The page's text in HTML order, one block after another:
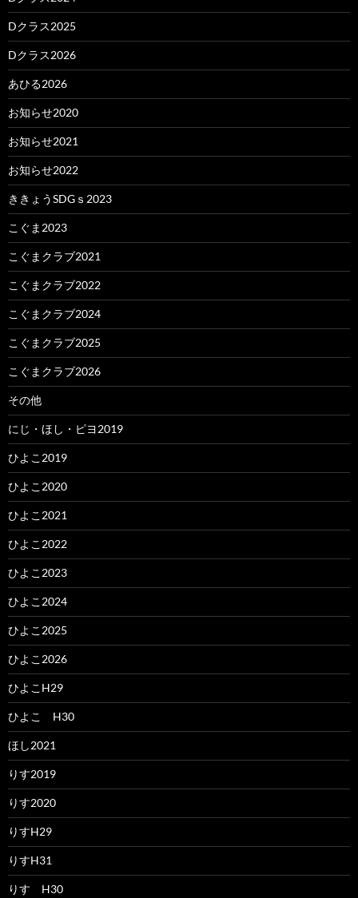
Dクラス2025
Dクラス2026
あひる2026
お知らせ2020
お知らせ2021
お知らせ2022
ききょうSDGｓ2023
こぐま2023
こぐまクラブ2021
こぐまクラブ2022
こぐまクラブ2024
こぐまクラブ2025
こぐまクラブ2026
その他
にじ・ほし・ピヨ2019
ひよこ2019
ひよこ2020
ひよこ2021
ひよこ2022
ひよこ2023
ひよこ2024
ひよこ2025
ひよこ2026
ひよこH29
ひよこ H30
ほし2021
りす2019
りす2020
りすH29
りすH31
りす H30